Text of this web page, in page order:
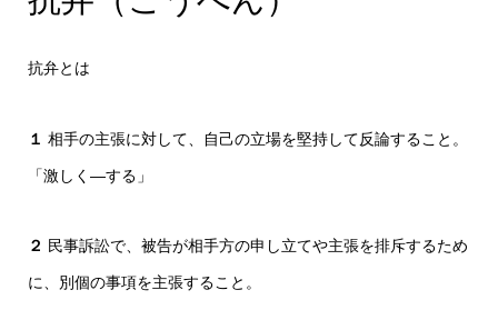
抗弁とは
１ 相手の主張に対して、自己の立場を堅持して反論すること。
「激しく―する」
２ 民事訴訟で、被告が相手方の申し立てや主張を排斥するため
に、別個の事項を主張すること。